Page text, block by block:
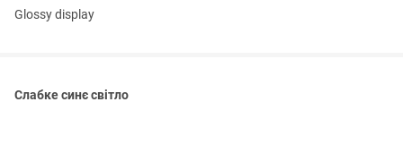
Glossy display
Слабке синє світло